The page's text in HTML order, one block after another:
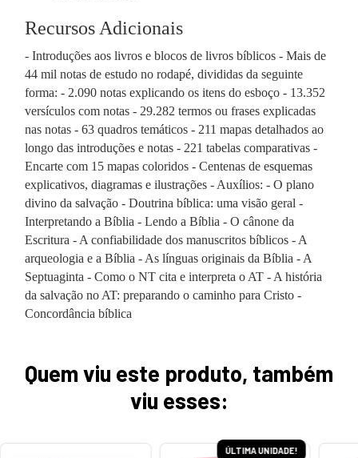
Recursos Adicionais
- Introduções aos livros e blocos de livros bíblicos - Mais de
44 mil notas de estudo no rodapé, divididas da seguinte
forma: - 2.090 notas explicando os itens do esboço - 13.352
versículos com notas - 29.282 termos ou frases explicadas
nas notas - 63 quadros temáticos - 211 mapas detalhados ao
longo das introduções e notas - 221 tabelas comparativas -
Encarte com 15 mapas coloridos - Centenas de esquemas
explicativos, diagramas e ilustrações - Auxílios: - O plano
divino da salvação - Doutrina bíblica: uma visão geral -
Interpretando a Bíblia - Lendo a Bíblia - O cânone da
Escritura - A confiabilidade dos manuscritos bíblicos - A
arqueologia e a Bíblia - As línguas originais da Bíblia - A
Septuaginta - Como o NT cita e interpreta o AT - A história
da salvação no AT: preparando o caminho para Cristo -
Concordância bíblica
Quem viu este produto, também
viu esses:
ÚLTIMA UNIDADE!